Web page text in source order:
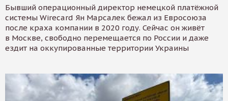
Бывший операционный директор немецкой платёжной
системы Wirecard Ян Марсалек бежал из Евросоюза
после краха компании в 2020 году. Сейчас он живёт
в Москве, свободно перемещается по России и даже
ездит на оккупированные территории Украины